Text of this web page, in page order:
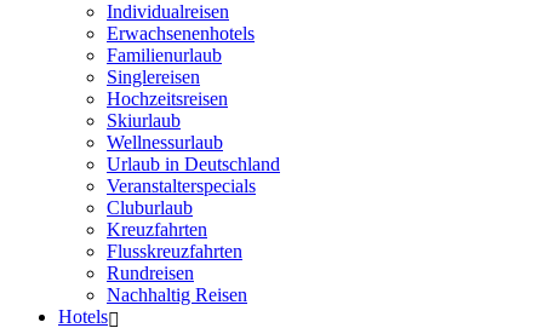
Individualreisen
Erwachsenenhotels
Familienurlaub
Singlereisen
Hochzeitsreisen
Skiurlaub
Wellnessurlaub
Urlaub in Deutschland
Veranstalterspecials
Cluburlaub
Kreuzfahrten
Flusskreuzfahrten
Rundreisen
Nachhaltig Reisen
Hotels